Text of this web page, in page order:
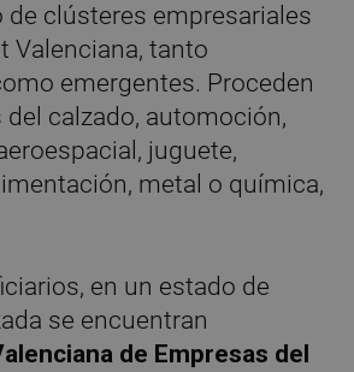
de clústeres empresariales
Valenciana, tanto
emergentes. Proceden
calzado, automoción,
juguete,
metal o química,
en un estado de
se encuentran
de Empresas del